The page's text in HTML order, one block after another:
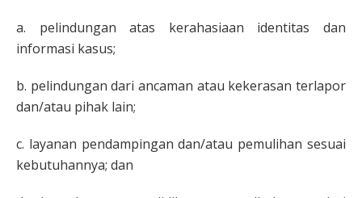
a. pelindungan atas kerahasiaan identitas dan
informasi kasus;
b. pelindungan dari ancaman atau kekerasan terlapor
dan/atau pihak lain;
c. layanan pendampingan dan/atau pemulihan sesuai
kebutuhannya; dan